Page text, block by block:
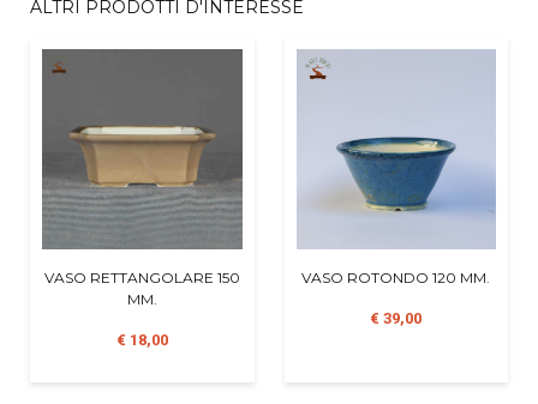
ALTRI PRODOTTI D'INTERESSE
VASO RETTANGOLARE 150
MM.
€ 18,00
VASO ROTONDO 120 MM.
€ 39,00